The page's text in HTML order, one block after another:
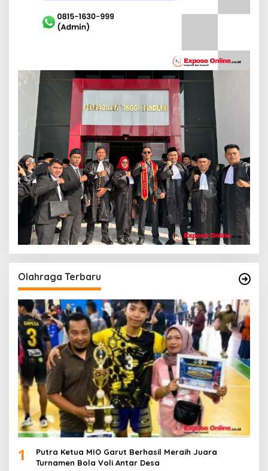
Olahraga Terbaru
1
Putra Ketua MIO Garut Berhasil Meraih Juara
Turnamen Bola Voli Antar Desa